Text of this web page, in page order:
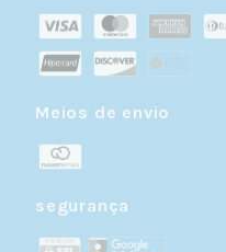
Meios de envio
segurança